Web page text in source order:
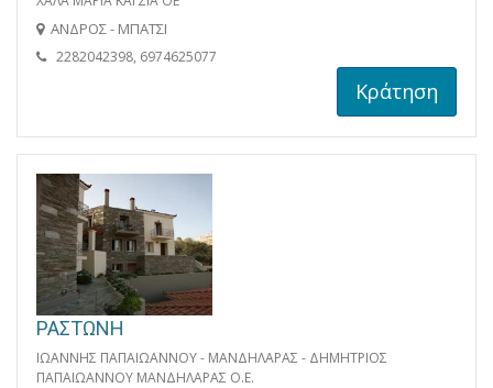
ΑΝΔΡΟΣ - ΜΠΑΤΣΙ
2282042398, 6974625077
Κράτηση
ΡΑΣΤΩΝΗ
ΙΩΑΝΝΗΣ ΠΑΠΑΙΩΑΝΝΟΥ - ΜΑΝΔΗΛΑΡΑΣ - ΔΗΜΗΤΡΙΟΣ
ΠΑΠΑΙΩΑΝΝΟΥ ΜΑΝΔΗΛΑΡΑΣ Ο.Ε.